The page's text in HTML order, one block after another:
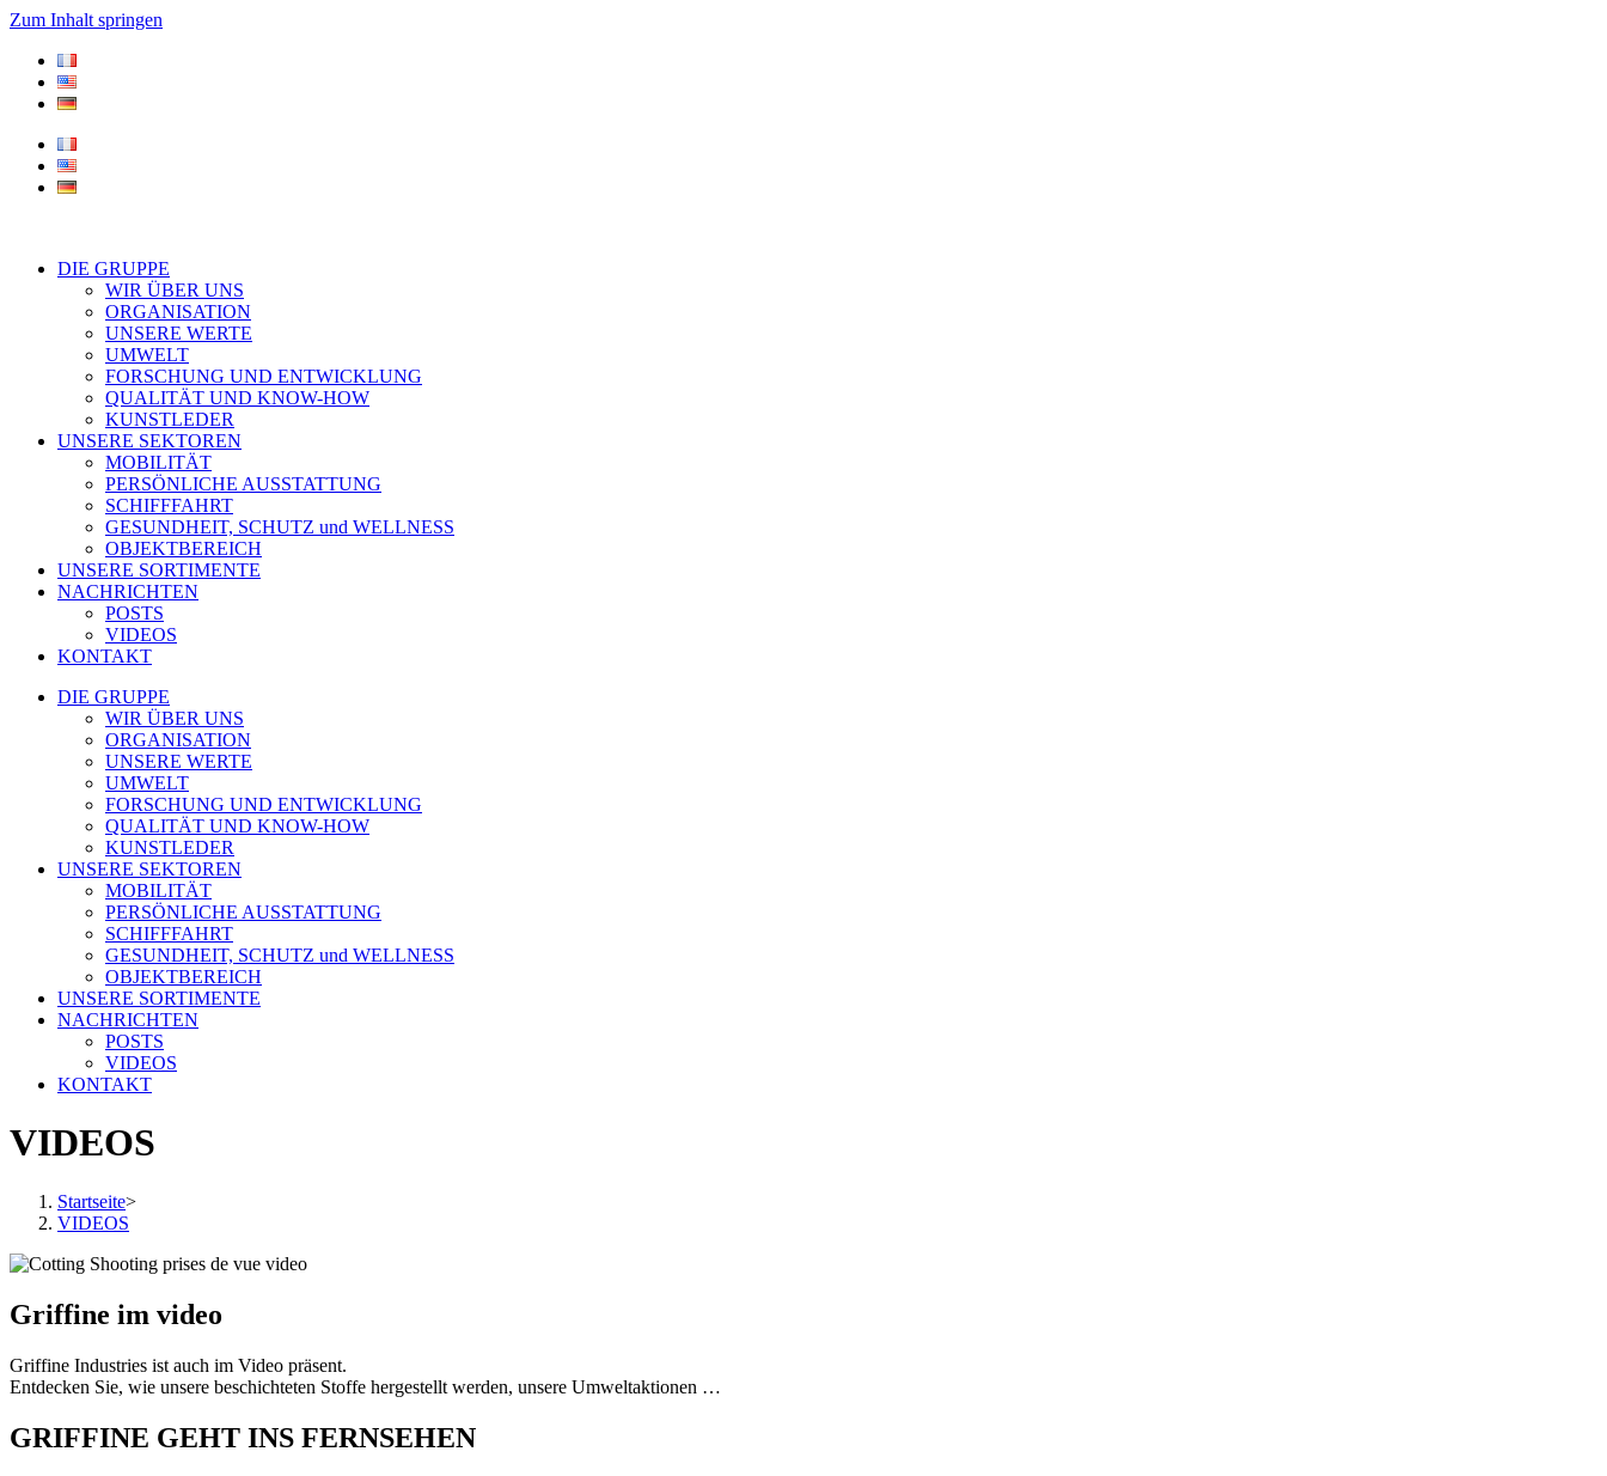
Zum Inhalt springen
DIE GRUPPE
WIR ÜBER UNS
ORGANISATION
UNSERE WERTE
UMWELT
FORSCHUNG UND ENTWICKLUNG
QUALITÄT UND KNOW-HOW
KUNSTLEDER
UNSERE SEKTOREN
MOBILITÄT
PERSÖNLICHE AUSSTATTUNG
SCHIFFFAHRT
GESUNDHEIT, SCHUTZ und WELLNESS
OBJEKTBEREICH
UNSERE SORTIMENTE
NACHRICHTEN
POSTS
VIDEOS
KONTAKT
DIE GRUPPE
WIR ÜBER UNS
ORGANISATION
UNSERE WERTE
UMWELT
FORSCHUNG UND ENTWICKLUNG
QUALITÄT UND KNOW-HOW
KUNSTLEDER
UNSERE SEKTOREN
MOBILITÄT
PERSÖNLICHE AUSSTATTUNG
SCHIFFFAHRT
GESUNDHEIT, SCHUTZ und WELLNESS
OBJEKTBEREICH
UNSERE SORTIMENTE
NACHRICHTEN
POSTS
VIDEOS
KONTAKT
VIDEOS
Startseite>
VIDEOS
Griffine im video
Griffine Industries ist auch im Video präsent.
Entdecken Sie, wie unsere beschichteten Stoffe hergestellt werden, unsere Umweltaktionen …
GRIFFINE GEHT INS FERNSEHEN